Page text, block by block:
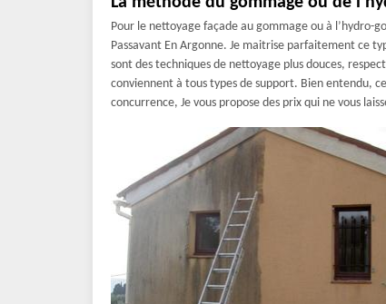
Pour le nettoyage façade au gommage ou à
Passavant En Argonne. Je maitrise parfaitement ce
sont des techniques de nettoyage plus douces,
conviennent à tous types de support. Bien entendu,
concurrence, Je vous propose des prix qui ne vous